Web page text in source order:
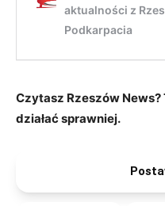
Czytasz Rzeszów
działać sprawniej.